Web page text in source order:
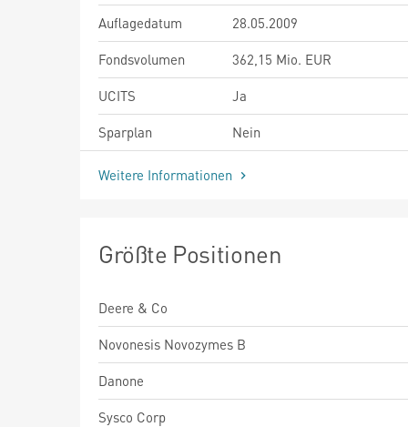
Auflagedatum
28.05.2009
Fondsvolumen
362,15 Mio. EUR
UCITS
Ja
Sparplan
Nein
Weitere Informationen
Größte Positionen
Deere & Co
Novonesis Novozymes B
Danone
Sysco Corp